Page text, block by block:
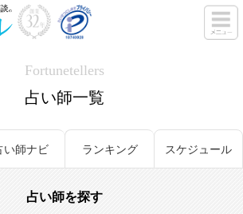
Fortunetellers
占い師一覧
い師ナビ ランキング スケジュール
占い師を探す